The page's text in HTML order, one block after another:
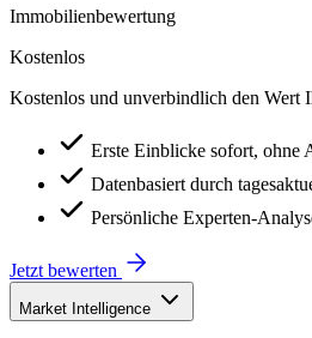
Immobilienbewertung
Kostenlos
Kostenlos und unverbindlich den Wert
Erste Einblicke sofort, ohne
Datenbasiert durch
Persönliche Experten-
Jetzt bewerten
Market Intelligence